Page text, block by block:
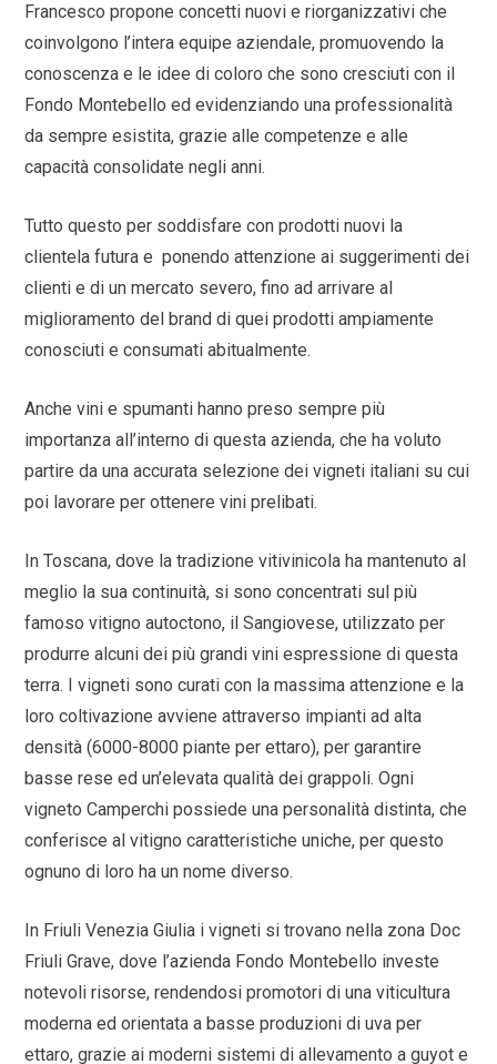
Francesco propone concetti nuovi e riorganizzativi che
coinvolgono l’intera equipe aziendale, promuovendo la
conoscenza e le idee di coloro che sono cresciuti con il
Fondo Montebello ed evidenziando una professionalità
da sempre esistita, grazie alle competenze e alle
capacità consolidate negli anni.
Tutto questo per soddisfare con prodotti nuovi la
clientela futura e ponendo attenzione ai suggerimenti dei
clienti e di un mercato severo, fino ad arrivare al
miglioramento del brand di quei prodotti ampiamente
conosciuti e consumati abitualmente.
Anche vini e spumanti hanno preso sempre più
importanza all’interno di questa azienda, che ha voluto
partire da una accurata selezione dei vigneti italiani su cui
poi lavorare per ottenere vini prelibati.
In Toscana, dove la tradizione vitivinicola ha mantenuto al
meglio la sua continuità, si sono concentrati sul più
famoso vitigno autoctono, il Sangiovese, utilizzato per
produrre alcuni dei più grandi vini espressione di questa
terra. I vigneti sono curati con la massima attenzione e la
loro coltivazione avviene attraverso impianti ad alta
densità (6000-8000 piante per ettaro), per garantire
basse rese ed un’elevata qualità dei grappoli. Ogni
vigneto Camperchi possiede una personalità distinta, che
conferisce al vitigno caratteristiche uniche, per questo
ognuno di loro ha un nome diverso.
In Friuli Venezia Giulia i vigneti si trovano nella zona Doc
Friuli Grave, dove l’azienda Fondo Montebello investe
notevoli risorse, rendendosi promotori di una viticultura
moderna ed orientata a basse produzioni di uva per
ettaro, grazie ai moderni sistemi di allevamento a guyot e